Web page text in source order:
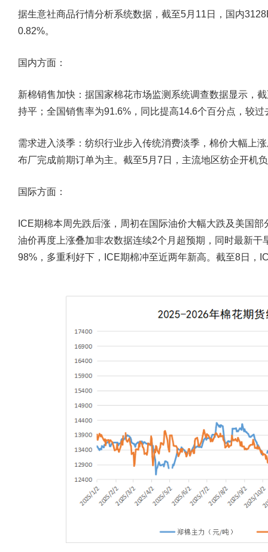
据生意社商品行情分析系统数据，截至5月11日，国内
0.82%。
国内方面：
新棉销售加快： 据国家棉花市场监测系统调查数据显示，
持平；全国销售率为91.6%，同比提高14.6个百分点，较
需求进入淡季： 纺织行业步入传统消费淡季，棉价大幅上
布厂完成前期订单为主。截至5月7日，主流地区纺企开机
国际方面：
ICE期棉本周先跌后涨，周初在国际油价大幅大跌及美国
油价再度上涨叠加非农数据连续2个月超预期，同时最新
98%，多重利好下，ICE期棉冲至近两年新高。截至8日，